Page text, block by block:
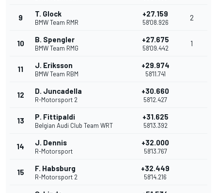
9 T. Glock
BMW Team RMR
+27.159
58'08.926
2
10 B. Spengler
BMW Team RMG
+27.675
58'09.442
1
11 J. Eriksson
BMW Team RBM
+29.974
58'11.741
12 D. Juncadella
R-Motorsport 2
+30.660
58'12.427
13 P. Fittipaldi
Belgian Audi Club Team WRT
+31.625
58'13.392
14 J. Dennis
R-Motorsport
+32.000
58'13.767
15 F. Habsburg
R-Motorsport 2
+32.449
58'14.216